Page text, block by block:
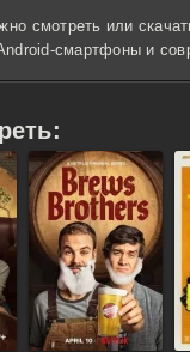
смотреть или
смартфоны и